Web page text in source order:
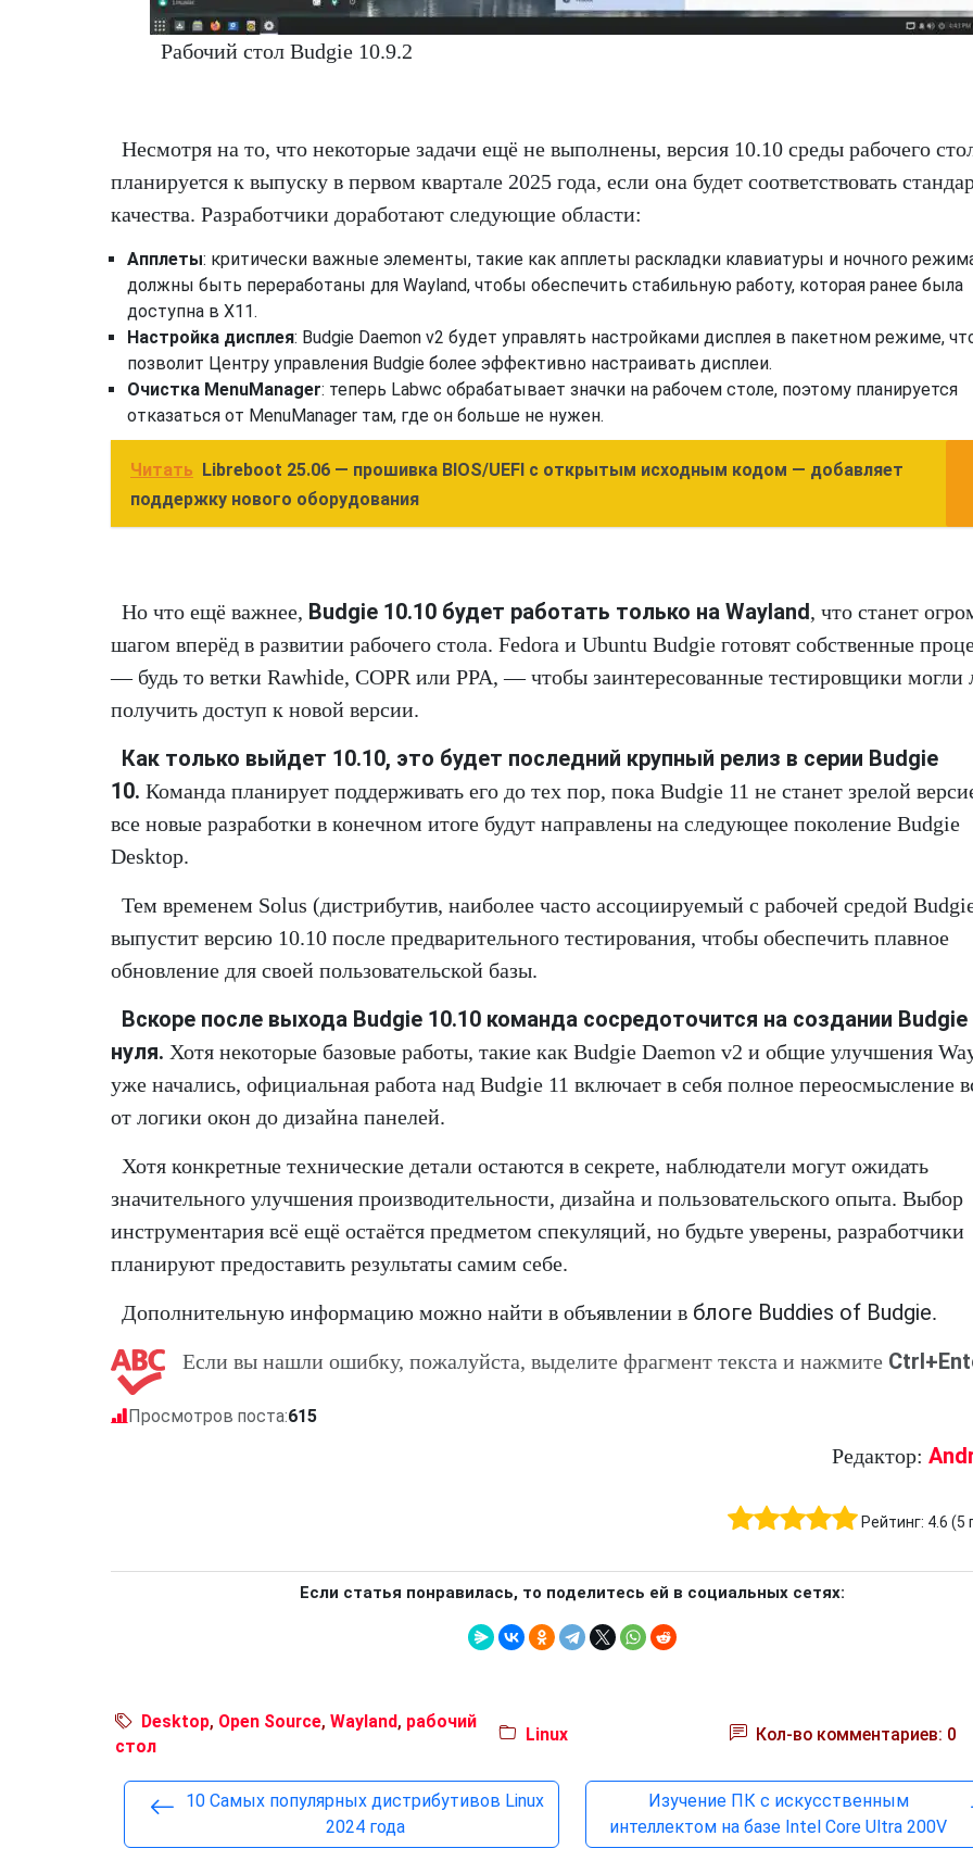
Рабочий стол Budgie 10.9.2
Несмотря на то, что некоторые задачи ещё не выполнены, версия 10.10 среды рабочего
планируется к выпуску в первом квартале 2025 года, если она будет соответствовать
качества. Разработчики доработают следующие области:
Апплеты: критически важные элементы, такие как апплеты раскладки клавиатуры и ночного
должны быть переработаны для Wayland, чтобы обеспечить стабильную работу, которая ранее была
доступна в X11.
Настройка дисплея: Budgie Daemon v2 будет управлять настройками дисплея в пакетном режиме,
позволит Центру управления Budgie более эффективно настраивать дисплеи.
Очистка MenuManager: теперь Labwc обрабатывает значки на рабочем столе, поэтому планируется
отказаться от MenuManager там, где он больше не нужен.
Читать Libreboot 25.06 — прошивка BIOS/UEFI с открытым исходным кодом — добавляет
поддержку нового оборудования
Но что ещё важнее, Budgie 10.10 будет работать только на Wayland, что станет
шагом вперёд в развитии рабочего стола. Fedora и Ubuntu Budgie готовят собственные
— будь то ветки Rawhide, COPR или PPA, — чтобы заинтересованные тестировщики могли
получить доступ к новой версии.
Как только выйдет 10.10, это будет последний крупный релиз в серии Budgie
10. Команда планирует поддерживать его до тех пор, пока Budgie 11 не станет зрелой
все новые разработки в конечном итоге будут направлены на следующее поколение Budgie
Desktop.
Тем временем Solus (дистрибутив, наиболее часто ассоциируемый с рабочей средой
выпустит версию 10.10 после предварительного тестирования, чтобы обеспечить плавное
обновление для своей пользовательской базы.
Вскоре после выхода Budgie 10.10 команда сосредоточится на создании Budgie
нуля. Хотя некоторые базовые работы, такие как Budgie Daemon v2 и общие улучшения
уже начались, официальная работа над Budgie 11 включает в себя полное переосмысление
от логики окон до дизайна панелей.
Хотя конкретные технические детали остаются в секрете, наблюдатели могут ожидать
значительного улучшения производительности, дизайна и пользовательского опыта. Выбор
инструментария всё ещё остаётся предметом спекуляций, но будьте уверены, разработчики
планируют предоставить результаты самим себе.
Дополнительную информацию можно найти в объявлении в блоге Buddies of Budgie.
Если вы нашли ошибку, пожалуйста, выделите фрагмент текста и нажмите
Просмотров поста:615
Редактор:
Рейтинг: 4.6 (5
Если статья понравилась, то поделитесь ей в социальных сетях:
Desktop, Open Source, Wayland, рабочий
стол
Linux Кол-во комментариев: 0
10 Самых популярных дистрибутивов Linux
2024 года
Изучение ПК с искусственным
интеллектом на базе Intel Core Ultra 200V